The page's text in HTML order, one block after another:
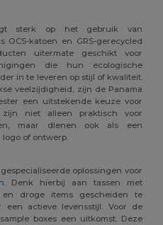
sterk op het gebruik van
OCS-katoen en GRS-gerecycled
uitermate geschikt voor
die hun ecologische
in te leveren op stijl of kwaliteit.
veelzijdigheid, zijn de Panama
een uitstekende keuze voor
niet alleen praktisch voor
maar dienen ook als een
of ontwerp.
oplossingen voor
. Denk hierbij aan tassen met
droge items gescheiden te
actieve levensstijl. Voor de
boxes een uitkomst. Deze